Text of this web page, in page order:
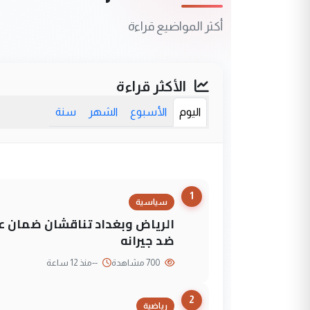
أكثر المواضيع قراءة
الأكثر قراءة
اليوم الأسبوع الشهر سنة
1
سياسية
الرياض وبغداد تناقشان ضمان
ضد جيرانه
--منذ 12 ساعة
2
رياضية